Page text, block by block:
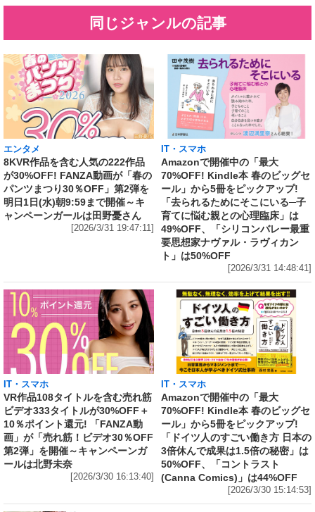
同じジャンルの記事
エンタメ
8KVR作品を含む人気の222作品
が30%OFF! FANZA動画が「春の
パンツまつり30％OFF」第2弾を
明日1日(水)朝9:59まで開催～キ
ャンペーンガールは田野憂さん
[2026/3/31 19:47:11]
IT・スマホ
Amazonで開催中の「最大
70%OFF! Kindle本 春のビッグセ
ール」から5冊をピックアップ!
「去られるためにそこにいる─子
育てに悩む親との心理臨床」は
49%OFF、「シリコンバレー最重
要思想家ナヴァル・ラヴィカン
ト」は50%OFF
[2026/3/31 14:48:41]
IT・スマホ
VR作品108タイトルを含む売れ筋
ビデオ333タイトルが30%OFF＋
10％ポイント還元! 「FANZA動
画」が「売れ筋！ビデオ30％OFF
第2弾」を開催～キャンペーンガ
ールは北野未奈
[2026/3/30 16:13:40]
IT・スマホ
Amazonで開催中の「最大
70%OFF! Kindle本 春のビッグセ
ール」から5冊をピックアップ!
「ドイツ人のすごい働き方 日本の
3倍休んで成果は1.5倍の秘密」は
50%OFF、「コントラスト
(Canna Comics)」は44%OFF
[2026/3/30 15:14:53]